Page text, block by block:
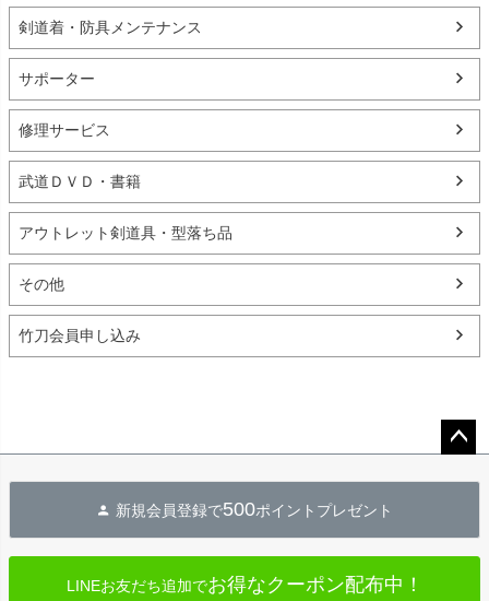
剣道着・防具メンテナンス
サポーター
修理サービス
武道ＤＶＤ・書籍
アウトレット剣道具・型落ち品
その他
竹刀会員申し込み
へ
新規会員登録で500ポイントプレゼント
LINEお友だち追加でお得なクーポン配布中！